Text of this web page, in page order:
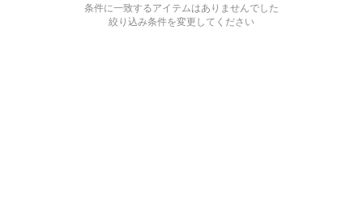
条件に一致するアイテムはありませんでした
絞り込み条件を変更してください